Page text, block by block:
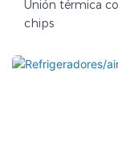
Unión térmica
chips